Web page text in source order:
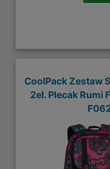
CoolPack Zestaw
2el. Plecak Rumi